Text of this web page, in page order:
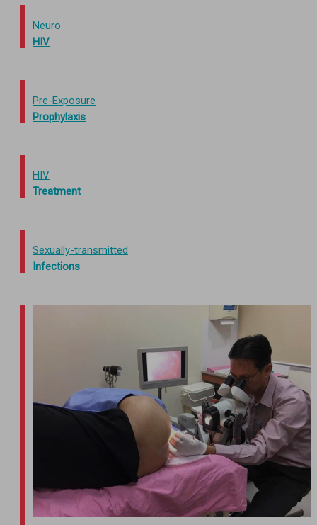
Neuro
HIV
Pre-Exposure
Prophylaxis
HIV
Treatment
Sexually-transmitted
Infections